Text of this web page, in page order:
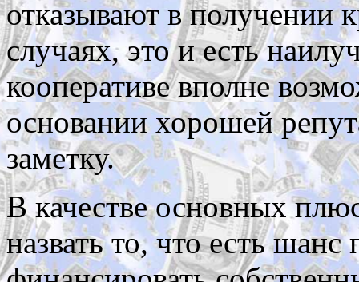
отказывают в получении
случаях, это и есть
кооперативе вполне
основании хорошей
заметку.
В качестве основных
назвать то, что есть